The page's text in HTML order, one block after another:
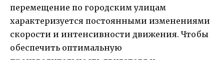
перемещение по городским улицам
характеризуется постоянными изменениями
скорости и интенсивности движения. Чтобы
обеспечить оптимальную